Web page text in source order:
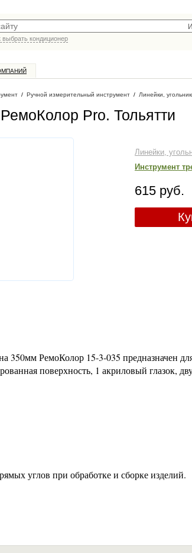
выбрать кондиционер
/ Ручной измерительный инструмент / Линейки,
Pro. Тольятти
Линейки,
Инструмент
615 руб.
РемоКолор 15-3-035 предназначен
поверхность, 1 акриловый глазок,
углов при обработке и сборке изделий.